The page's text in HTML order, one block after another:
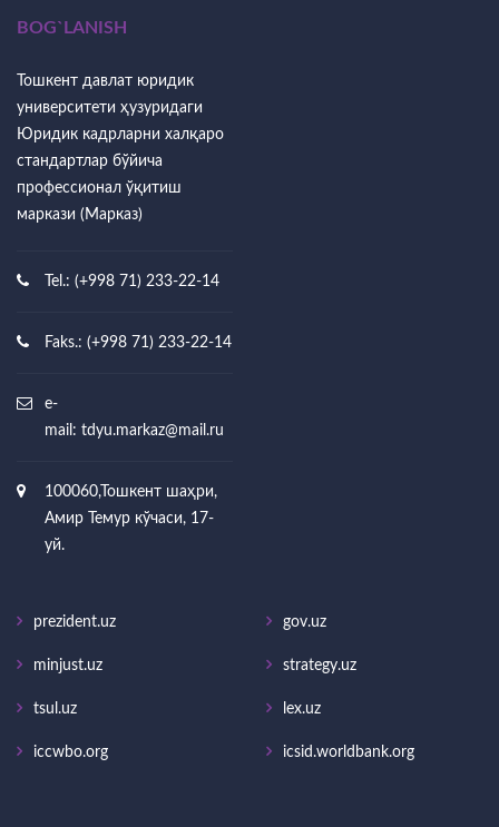
BOG`LANISH
Тошкент давлат юридик
университети ҳузуридаги
Юридик кадрларни халқаро
стандартлар бўйича
профессионал ўқитиш
маркази (Марказ)
Tel.: (+998 71) 233-22-14
Faks.: (+998 71) 233-22-14
e-
mail: tdyu.markaz@mail.ru
100060,Тошкент шаҳри,
Амир Темур кўчаси, 17-
уй.
prezident.uz gov.uz
minjust.uz strategy.uz
tsul.uz lex.uz
iccwbo.org icsid.worldbank.org